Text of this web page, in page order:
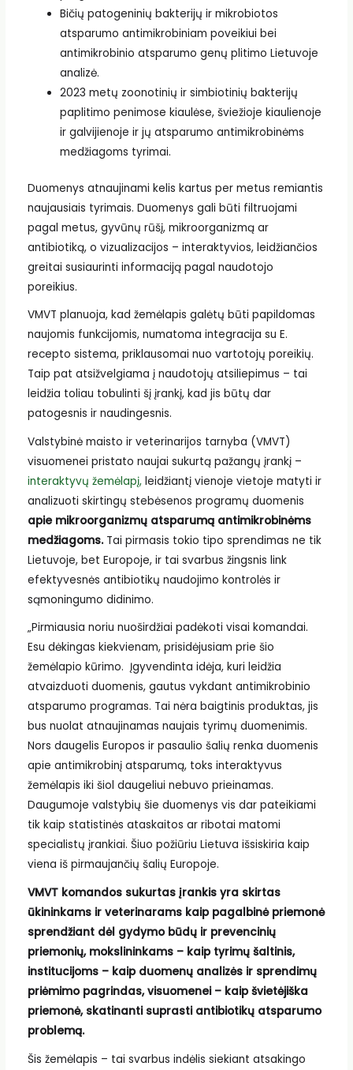
Bičių patogeninių bakterijų ir mikrobiotos
atsparumo antimikrobiniam poveikiui bei
antimikrobinio atsparumo genų plitimo Lietuvoje
analizė.
2023 metų zoonotinių ir simbiotinių bakterijų
paplitimo penimose kiaulėse, šviežioje kiaulienoje
ir galvijienoje ir jų atsparumo antimikrobinėms
medžiagoms tyrimai.
Duomenys atnaujinami kelis kartus per metus remiantis
naujausiais tyrimais. Duomenys gali būti filtruojami
pagal metus, gyvūnų rūšį, mikroorganizmą ar
antibiotiką, o vizualizacijos – interaktyvios, leidžiančios
greitai susiaurinti informaciją pagal naudotojo
poreikius.
VMVT planuoja, kad žemėlapis galėtų būti papildomas
naujomis funkcijomis, numatoma integracija su E.
recepto sistema, priklausomai nuo vartotojų poreikių.
Taip pat atsižvelgiama į naudotojų atsiliepimus – tai
leidžia toliau tobulinti šį įrankį, kad jis būtų dar
patogesnis ir naudingesnis.
Valstybinė maisto ir veterinarijos tarnyba (VMVT)
visuomenei pristato naujai sukurtą pažangų įrankį –
interaktyvų žemėlapį,leidžiantį vienoje vietoje matyti ir
analizuoti skirtingų stebėsenos programų duomenis
apie mikroorganizmų atsparumą antimikrobinėms
medžiagoms.Tai pirmasis tokio tipo sprendimas ne tik
Lietuvoje, bet Europoje, ir tai svarbus žingsnis link
efektyvesnės antibiotikų naudojimo kontrolės ir
sąmoningumo didinimo.
„Pirmiausia noriu nuoširdžiai padėkoti visai komandai.
Esu dėkingas kiekvienam, prisidėjusiam prie šio
žemėlapio kūrimo. Įgyvendinta idėja, kuri leidžia
atvaizduoti duomenis, gautus vykdant antimikrobinio
atsparumo programas. Tai nėra baigtinis produktas, jis
bus nuolat atnaujinamas naujais tyrimų duomenimis.
Nors daugelis Europos ir pasaulio šalių renka duomenis
apie antimikrobinį atsparumą, toks interaktyvus
žemėlapis iki šiol daugeliui nebuvo prieinamas.
Daugumoje valstybių šie duomenys vis dar pateikiami
tik kaip statistinės ataskaitos ar ribotai matomi
specialistų įrankiai. Šiuo požiūriu Lietuva išsiskiria kaip
viena iš pirmaujančių šalių Europoje.
VMVT komandos sukurtas įrankis yra skirtas
ūkininkams ir veterinarams kaip pagalbinė priemonė
sprendžiant dėl gydymo būdų ir prevencinių
priemonių, mokslininkams – kaip tyrimų šaltinis,
institucijoms – kaip duomenų analizės ir sprendimų
priėmimo pagrindas, visuomenei – kaip švietėjiška
priemonė, skatinanti suprasti antibiotikų atsparumo
problemą.
Šis žemėlapis – tai svarbus indėlis siekiant atsakingo